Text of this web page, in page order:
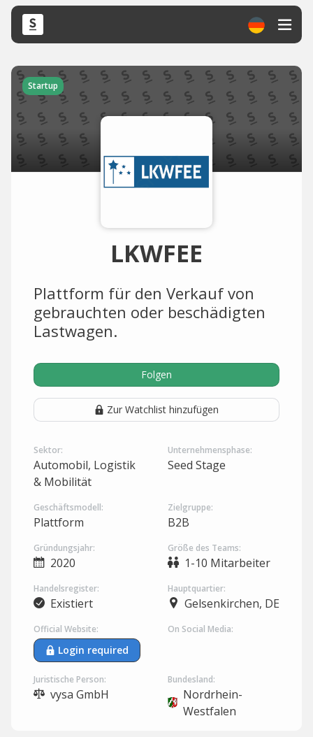
Startup
LKWFEE
Plattform für den Verkauf von
gebrauchten oder beschädigten
Lastwagen.
Folgen
Zur Watchlist hinzufügen
Sektor:
Automobil, Logistik
& Mobilität
Unternehmensphase:
Seed Stage
Geschäftsmodell:
Plattform
Zielgruppe:
B2B
Gründungsjahr:
2020
Größe des Teams:
1-10 Mitarbeiter
Handelsregister:
Existiert
Hauptquartier:
Gelsenkirchen, DE
Official Website:
Login required
On Social Media:
Juristische Person:
vysa GmbH
Bundesland:
Nordrhein-
Westfalen